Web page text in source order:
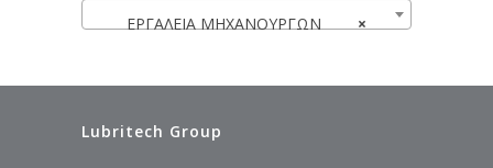
×
ΕΡΓΑΛΕΙΑ ΜΗΧΑΝΟΥΡΓΩΝ
Lubritech Group